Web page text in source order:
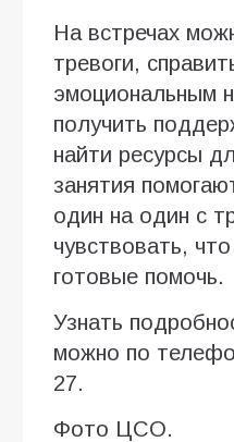
На встречах
тревоги,
эмоциональным
получить
найти ресурсы
занятия
один на один с
чувствовать,
готовые помочь.
Узнать
можно по
27.
Фото ЦСО.